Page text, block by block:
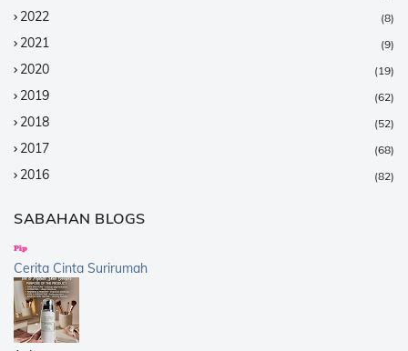
2022 (8)
2021 (9)
2020 (19)
2019 (62)
2018 (52)
2017 (68)
2016 (82)
2014
2013
2012
2011
2010
SABAHAN BLOGS
Cerita Cinta Surirumah